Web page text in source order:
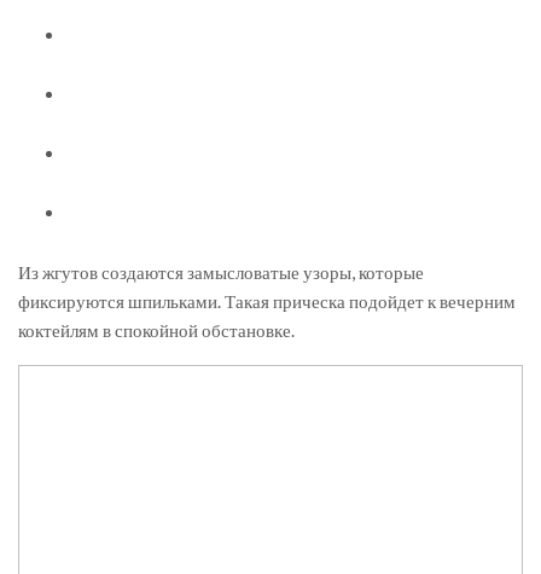
Из жгутов создаются замысловатые узоры, которые
фиксируются шпильками. Такая прическа подойдет к вечерним
коктейлям в спокойной обстановке.